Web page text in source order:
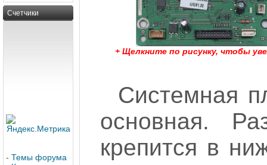
Счетчики
- Темы форума
+ Щелкните по рисунку, чтобы
Системная
основная.
крепится в